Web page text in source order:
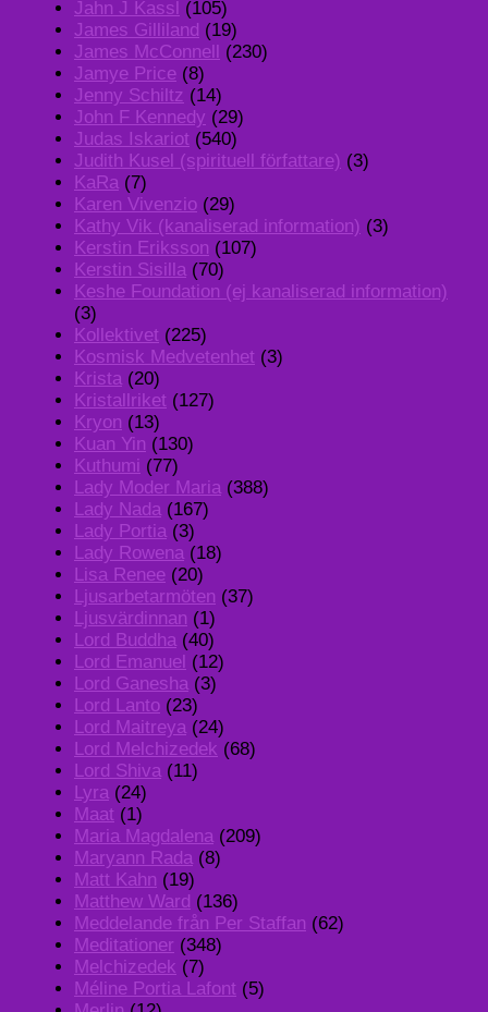
Jahn J Kassl (105)
James Gilliland (19)
James McConnell (230)
Jamye Price (8)
Jenny Schiltz (14)
John F Kennedy (29)
Judas Iskariot (540)
Judith Kusel (spirituell författare) (3)
KaRa (7)
Karen Vivenzio (29)
Kathy Vik (kanaliserad information) (3)
Kerstin Eriksson (107)
Kerstin Sisilla (70)
Keshe Foundation (ej kanaliserad information)
(3)
Kollektivet (225)
Kosmisk Medvetenhet (3)
Krista (20)
Kristallriket (127)
Kryon (13)
Kuan Yin (130)
Kuthumi (77)
Lady Moder Maria (388)
Lady Nada (167)
Lady Portia (3)
Lady Rowena (18)
Lisa Renee (20)
Ljusarbetarmöten (37)
Ljusvärdinnan (1)
Lord Buddha (40)
Lord Emanuel (12)
Lord Ganesha (3)
Lord Lanto (23)
Lord Maitreya (24)
Lord Melchizedek (68)
Lord Shiva (11)
Lyra (24)
Maat (1)
Maria Magdalena (209)
Maryann Rada (8)
Matt Kahn (19)
Matthew Ward (136)
Meddelande från Per Staffan (62)
Meditationer (348)
Melchizedek (7)
Méline Portia Lafont (5)